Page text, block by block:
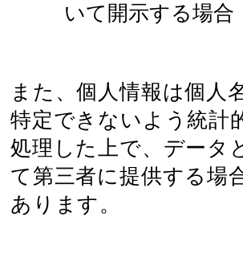
いて開示する場合
また、個人情報は個人
特定できないよう統計
処理した上で、データ
て第三者に提供する場
あります。